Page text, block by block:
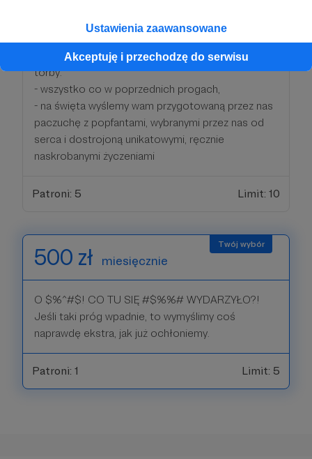
Ustawienia zaawansowane
Akceptuję i przechodzę do serwisu
Podobnych pieniędzy nie widzieliśmy od komunii i
się nas podładować na całego, to wysypujemy z
torby:
- wszystko co w poprzednich progach,
- na święta wyślemy wam przygotowaną przez nas
paczuchę z popfantami, wybranymi przez nas od
serca i dostrojoną unikatowymi, ręcznie
naskrobanymi życzeniami
Patroni: 5 Limit: 10
500 zł miesięcznie
O $%^#$! CO TU SIĘ #$%%# WYDARZYŁO?!
Jeśli taki próg wpadnie, to wymyślimy coś
naprawdę ekstra, jak już ochłoniemy.
Patroni: 1 Limit: 5